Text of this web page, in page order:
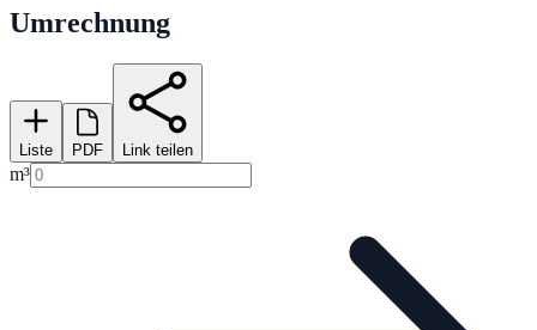
Umrechnung
Liste PDF Link teilen
m³